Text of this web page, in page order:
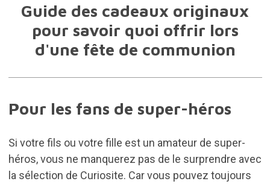
Guide des cadeaux originaux
pour savoir quoi offrir lors
d'une fête de communion
Pour les fans de super-héros
Si votre fils ou votre fille est un amateur de super-
héros, vous ne manquerez pas de le surprendre avec
la sélection de Curiosite. Car vous pouvez toujours